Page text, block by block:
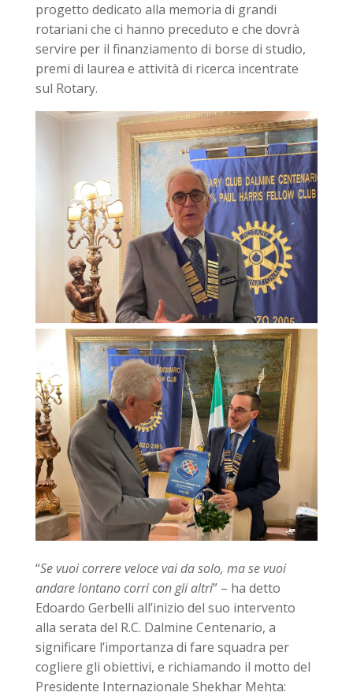
progetto dedicato alla memoria di grandi
rotariani che ci hanno preceduto e che dovrà
servire per il finanziamento di borse di studio,
premi di laurea e attività di ricerca incentrate
sul Rotary.
“Se vuoi correre veloce vai da solo, ma se vuoi
andare lontano corri con gli altri” – ha detto
Edoardo Gerbelli all’inizio del suo intervento
alla serata del R.C. Dalmine Centenario, a
significare l’importanza di fare squadra per
cogliere gli obiettivi, e richiamando il motto del
Presidente Internazionale Shekhar Mehta: